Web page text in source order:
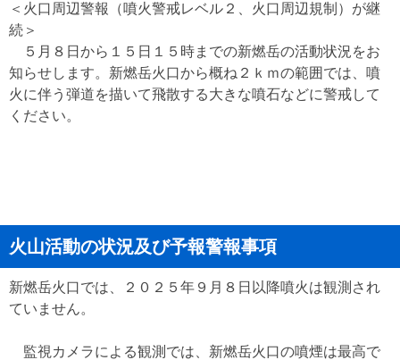
＜火口周辺警報（噴火警戒レベル２、火口周辺規制）が継
続＞
５月８日から１５日１５時までの新燃岳の活動状況をお
知らせします。新燃岳火口から概ね２ｋｍの範囲では、噴
火に伴う弾道を描いて飛散する大きな噴石などに警戒して
ください。
火山活動の状況及び予報警報事項
新燃岳火口では、２０２５年９月８日以降噴火は観測され
ていません。
監視カメラによる観測では、新燃岳火口の噴煙は最高で